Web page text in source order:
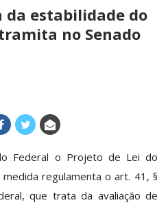
estabilidade do
no Senado
Federal o Projeto de Lei do
regulamenta o art. 41, §
que trata da avaliação de